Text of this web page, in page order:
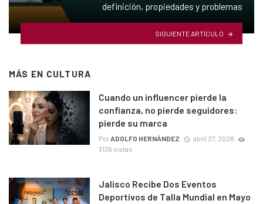
definición, propiedades y problemas
SIGUIENTE ARTÍCULO
MÁS EN CULTURA
Cuando un influencer pierde la
confianza, no pierde seguidores:
pierde su marca
PorADOLFO HERNÁNDEZ
abril 27, 2026
3136 vistas
Jalisco Recibe Dos Eventos
Deportivos de Talla Mundial en Mayo